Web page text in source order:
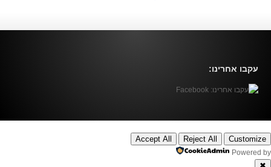
עקבו אחרינו:
Customize
Reject All
Accept All
Powered by